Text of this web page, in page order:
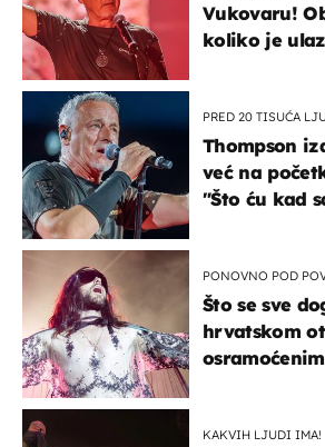
Vukovaru!
koliko je
PRED 20 TISUĆA
Thompson
već na
"Što ću kad
PONOVNO POD
Što se sve
hrvatskom
KAKVIH LJUDI IMA!